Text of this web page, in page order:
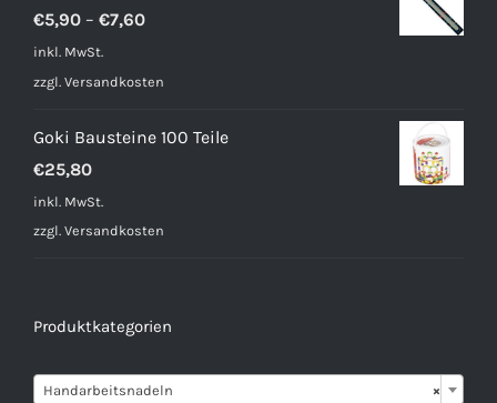
€5,90 – €7,60
inkl. MwSt.
zzgl. Versandkosten
Goki Bausteine 100 Teile
€25,80
inkl. MwSt.
zzgl. Versandkosten
Produktkategorien
×
Handarbeitsnadeln